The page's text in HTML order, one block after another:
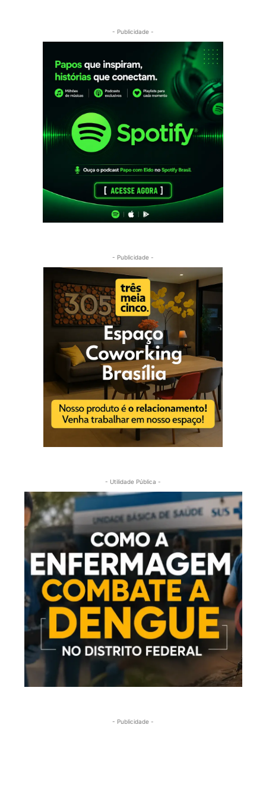
- Publicidade -
- Publicidade -
- Utilidade Pública -
- Publicidade -